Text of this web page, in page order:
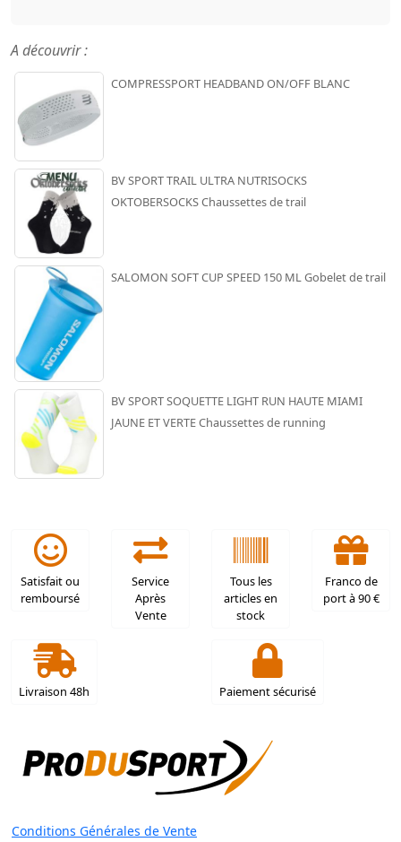
A découvrir :
COMPRESSPORT HEADBAND ON/OFF BLANC
BV SPORT TRAIL ULTRA NUTRISOCKS
OKTOBERSOCKS Chaussettes de trail
SALOMON SOFT CUP SPEED 150 ML Gobelet de trail
BV SPORT SOQUETTE LIGHT RUN HAUTE MIAMI
JAUNE ET VERTE Chaussettes de running
Satisfait ou
remboursé
Service
Après
Vente
Tous les
articles en
stock
Franco de
port à 90 €
Livraison 48h Paiement sécurisé
Conditions Générales de Vente